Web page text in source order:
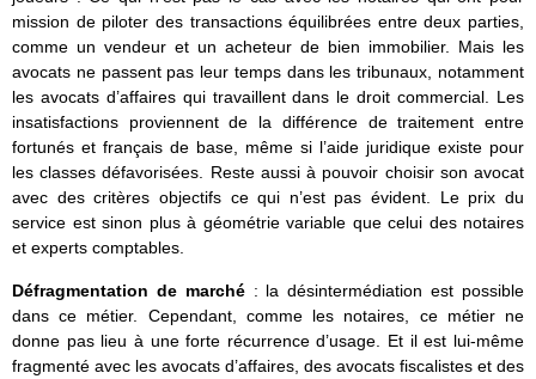
mission de piloter des transactions équilibrées entre deux parties,
comme un vendeur et un acheteur de bien immobilier. Mais les
avocats ne passent pas leur temps dans les tribunaux, notamment
les avocats d’affaires qui travaillent dans le droit commercial. Les
insatisfactions proviennent de la différence de traitement entre
fortunés et français de base, même si l’aide juridique existe pour
les classes défavorisées. Reste aussi à pouvoir choisir son avocat
avec des critères objectifs ce qui n’est pas évident. Le prix du
service est sinon plus à géométrie variable que celui des notaires
et experts comptables.
Défragmentation de marché : la désintermédiation est possible
dans ce métier. Cependant, comme les notaires, ce métier ne
donne pas lieu à une forte récurrence d’usage. Et il est lui-même
fragmenté avec les avocats d’affaires, des avocats fiscalistes et des